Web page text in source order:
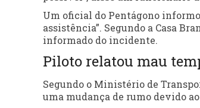
Um oficial do Pentágono
assistência”. Segundo a Casa
informado do incidente.
Piloto relatou mau
Segundo o Ministério de
uma mudança de rumo devido